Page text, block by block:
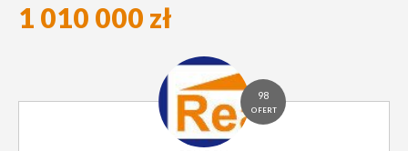
1 010 000 zł
98
OFERT